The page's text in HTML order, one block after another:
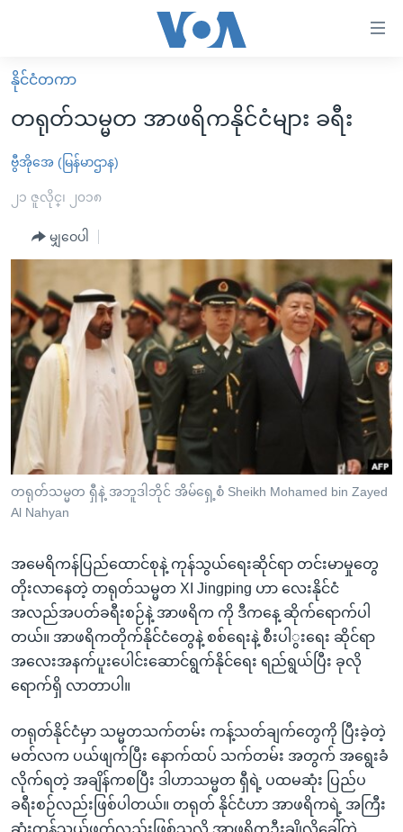
လွယ်ကူ
စေ
Link
များ
အကြောင်းအရာ
ကျော်
ကြည့်
ရန်
ပင်မ
အ
ညွန်း
စာမျက်နှာ
ကျော်
ရှာဖွေ
မူလစာမျက်နှာ
မြန်မာ
ကမ္ဘာ့သတင်းများ
နိုင်ငံတကာ
တရုတ်
အစ္စရေး-ပါလက်စတိုင်း
ဗွီဒီယို
ရပ်ဝန်းတခု လမ်းတခု အလွန်
အင်္ဂလိပ်စာလေ့လာမယ်
အမေရိကန်သုံးအီဒီယံ
မကြေးမုံရဲ့ အင်္ဂလိပ်စာ
ရုပ်ရှင်ထဲက အင်္ဂလိပ်စာ
သုတပဒေသာ အင်္ဂလိပ်စာ
အပတ်စဉ်ကဏ္ဍများ
ရေဒီယို
တီဗွီ
ရေဒီယိုနှင့်ရုပ်သံ အချက်အလက်များ
ရေဒီယို/တီဗွီအစီအစဉ်
Learning English
ဗွီအိုအေ လူမှုကွန်ယက်များ
ဘာသာစကားများ
နိုင်ငံတကာ
တရုတ်သမ္မတ အာဖရိကနိုင်ငံများ ခရီး
ဗွီအိုအေ (မြန်မာဌာန)
၂၁ ဇူလိုင္၊ ၂၀၁၈
မျှဝေပါ
တရုတ်သမ္မတ ရှီနဲ့ အဘူဒါဘိုင် အိမ်ရှေ့စံ Sheikh Mohamed bin Zayed
Al Nahyan
အမေရိကန်ပြည်ထောင်စုနဲ့ ကုန်သွယ်ရေးဆိုင်ရာ တင်းမာမှုတွေ
တိုးလာနေတဲ့ တရုတ်သမ္မတ XI Jingping ဟာ လေးနိုင်ငံ
အလည်အပတ်ခရီးစဉ်နဲ့ အာဖရိက ကို ဒီကနေ့ ဆိုက်ရောက်ပါ
တယ်။ အာဖရိကတိုက်နိုင်ငံတွေနဲ့ စစ်ရေးနဲ့ စီးပါွးရေး ဆိုင်ရာ
အလေးအနက်ပူးပေါင်းဆောင်ရွက်နိုင်ရေး ရည်ရွယ်ပြီး ခုလို
ရောက်ရှိ လာတာပါ။
တရုတ်နိုင်ငံမှာ သမ္မတသက်တမ်း ကန့်သတ်ချက်တွေကို ပြီးခဲ့တဲ့
မတ်လက ပယ်ဖျက်ပြီး နောက်ထပ် သက်တမ်း အတွက် အရွေးခံ
လိုက်ရတဲ့ အချိန်ကစပြီး ဒါဟာသမ္မတ ရှီရဲ့ ပထမဆုံး ပြည်ပ
ခရီးစဉ်လည်းဖြစ်ပါတယ်။ တရုတ် နိုင်ငံဟာ အာဖရိကရဲ့ အကြီး
ဆုံးကုန်သွယ်ဖက်လည်းဖြစ်သလို အာဖရိကဦးချိုလို့ခေါ်တဲ့